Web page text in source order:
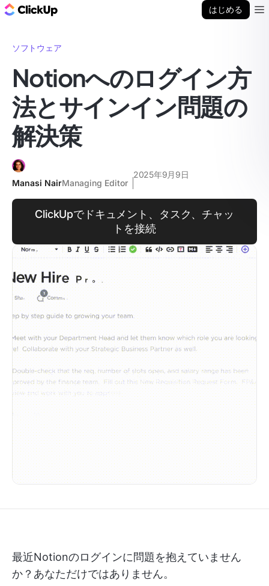
はじめる
ソフトウェア
Notionへのログイン方
法とサインイン問題の
解決策
Manasi NairManaging Editor
2025年9月9日
ClickUpでドキュメント、タスク、チャッ
トを接続
最近Notionのログインに問題を抱えていません
か？あなただけではありません。